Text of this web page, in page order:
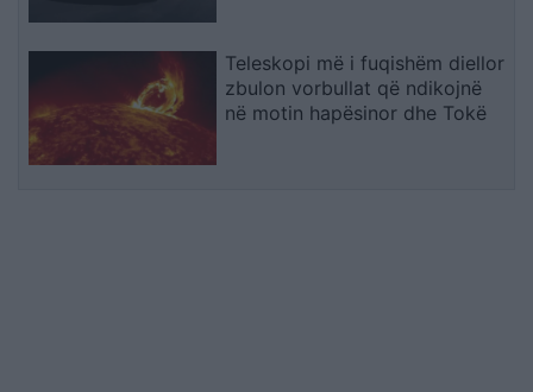
Teleskopi më i fuqishëm diellor
zbulon vorbullat që ndikojnë
në motin hapësinor dhe Tokë